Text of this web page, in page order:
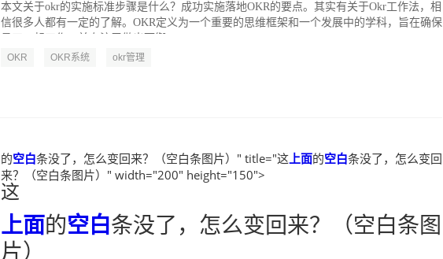
本文关于okr的实施标准步骤是什么？成功实施落地OKR的要点。其实有关于Okr工作法，相
信很多人都有一定的了解。OKR定义为一个重要的思维框架和一个发展中的学科，旨在确保
OKR OKR系统 okr管理
的空白条没了，怎么变回来？（空白条图片）" title="这上面的空白条没了，怎么变回
来？（空白条图片）" width="200" height="150">
这
上面的空白条没了，怎么变回来？（空白条图
片）